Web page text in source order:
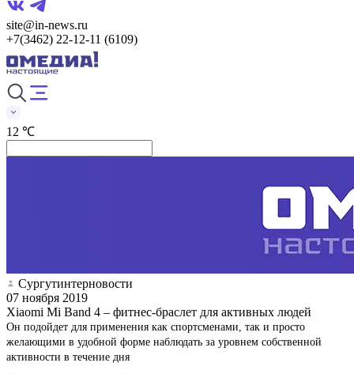
site@in-news.ru
+7(3462) 22-12-11 (6109)
12 ℃
Сургутинтерновости
07 ноября 2019
Xiaomi Mi Band 4 – фитнес-браслет для активных людей
Он подойдет для применения как спортсменами, так и просто
желающими в удобной форме наблюдать за уровнем собственной
активности в течение дня